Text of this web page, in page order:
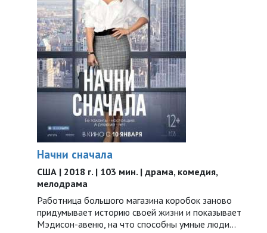
Начни сначала
США | 2018 г. | 103 мин. | драма, комедия,
мелодрама
Работница большого магазина коробок заново
придумывает историю своей жизни и показывает
Мэдисон-авеню, на что способны умные люди…